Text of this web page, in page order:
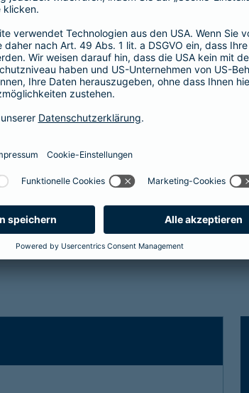
in der
und Hybridfahrzeuge in der